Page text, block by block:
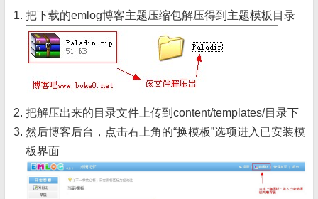
把下载的emlog博客主题压缩包解压得到主题模板目录
把解压出来的目录文件上传到content/templates/目录下
然后博客后台，点击右上角的“换模板”选项进入已安装模
板界面